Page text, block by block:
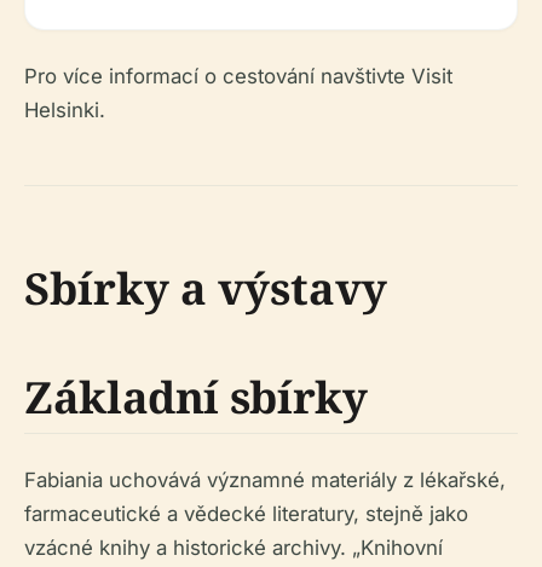
Pro více informací o cestování navštivte Visit
Helsinki.
Sbírky a výstavy
Základní sbírky
Fabiania uchovává významné materiály z lékařské,
farmaceutické a vědecké literatury, stejně jako
vzácné knihy a historické archivy. „Knihovní